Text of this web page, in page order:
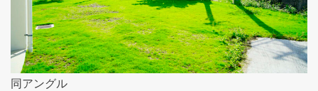
同アングル